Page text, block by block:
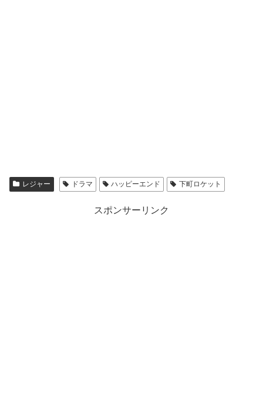
レジャー ドラマ ハッピーエンド 下町ロケット
スポンサーリンク